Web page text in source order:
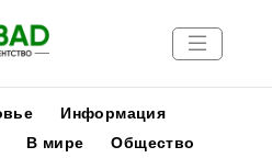
Информация
В мире
Общество